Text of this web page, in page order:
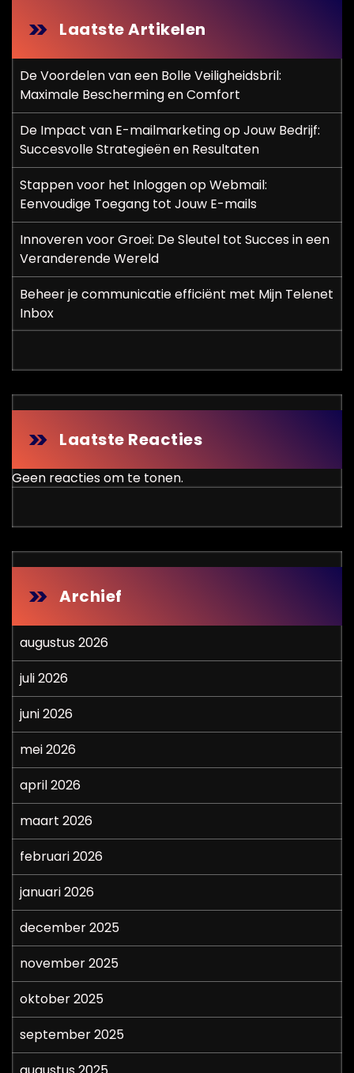
Laatste Artikelen
De Voordelen van een Bolle Veiligheidsbril:
Maximale Bescherming en Comfort
De Impact van E-mailmarketing op Jouw Bedrijf:
Succesvolle Strategieën en Resultaten
Stappen voor het Inloggen op Webmail:
Eenvoudige Toegang tot Jouw E-mails
Innoveren voor Groei: De Sleutel tot Succes in een
Veranderende Wereld
Beheer je communicatie efficiënt met Mijn Telenet
Inbox
Laatste Reacties
Geen reacties om te tonen.
Archief
augustus 2026
juli 2026
juni 2026
mei 2026
april 2026
maart 2026
februari 2026
januari 2026
december 2025
november 2025
oktober 2025
september 2025